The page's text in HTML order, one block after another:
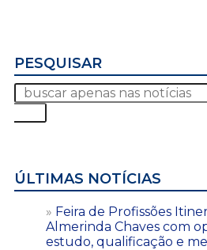
PESQUISAR
ÚLTIMAS NOTÍCIAS
Feira de Profissões
Almerinda Chaves com
estudo, qualificação e